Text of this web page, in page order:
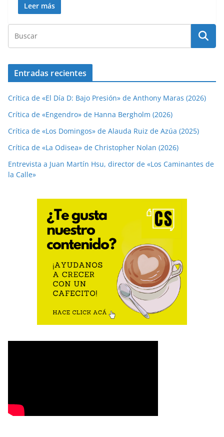
Leer más
Entradas recientes
Crítica de «El Día D: Bajo Presión» de Anthony Maras (2026)
Crítica de «Engendro» de Hanna Bergholm (2026)
Crítica de «Los Domingos» de Alauda Ruiz de Azúa (2025)
Crítica de «La Odisea» de Christopher Nolan (2026)
Entrevista a Juan Martín Hsu, director de «Los Caminantes de
la Calle»